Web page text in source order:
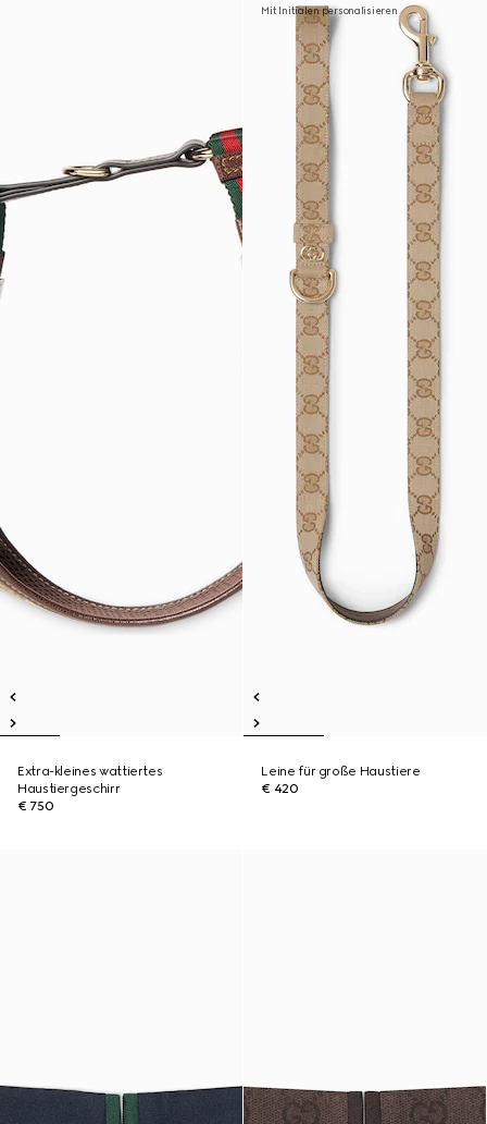
Extra-kleines wattiertes
Haustiergeschirr
€ 750
Mit Initialen personalisieren
Leine für große Haustiere
€ 420